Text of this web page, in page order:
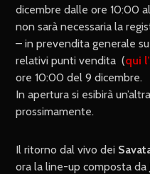
dicembre dalle ore 10:00
non sarà necessaria la
– in prevendita generale
relativi punti vendita (qui
ore 10:00 del 9 dicembre.
In apertura si esibirà
prossimamente.
Il ritorno dal vivo dei
ora la line-up composta da